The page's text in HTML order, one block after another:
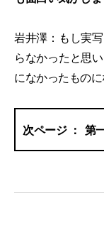
岩井澤：もし実
らなかったと思
になかったもの
第